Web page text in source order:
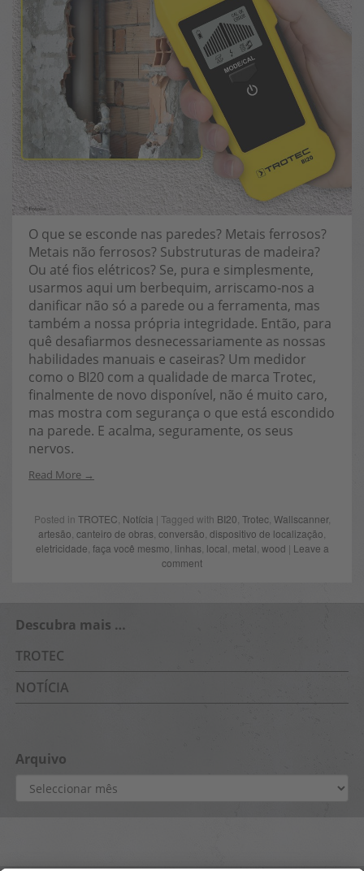
O que se esconde nas paredes? Metais ferrosos?
Metais não ferrosos? Substruturas de madeira?
Ou até fios elétricos? Se, pura e simplesmente,
usarmos aqui um berbequim, arriscamo-nos a
danificar não só a parede ou a ferramenta, mas
também a nossa própria integridade. Então, para
quê desafiarmos desnecessariamente as nossas
habilidades manuais e caseiras? Um medidor
como o BI20 com a qualidade de marca Trotec,
finalmente de novo disponível, não é muito caro,
mas mostra com segurança o que está escondido
na parede. E acalma, seguramente, os seus
nervos.
Read More
Posted in TROTEC Notícia | Tagged with BI20 Trotec, Wallscanner,
artesão canteiro de obras conversão dispositivo de localização
eletricidade faça você mesmo linhas local metal wood | Leave a
comment
Descubra mais …
TROTEC
NOTÍCIA
Arquivo
Arquivo